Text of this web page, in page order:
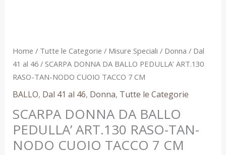
Home / Tutte le Categorie / Misure Speciali / Donna / Dal
41 al 46/ SCARPA DONNA DA BALLO PEDULLA’ ART.130
RASO-TAN-NODO CUOIO TACCO 7 CM
BALLO, Dal 41 al 46, Donna, Tutte le Categorie
SCARPA DONNA DA BALLO
PEDULLA’ ART.130 RASO-TAN-
NODO CUOIO TACCO 7 CM
CM
quantità